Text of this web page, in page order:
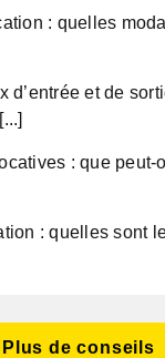
: quelles
d’entrée et de
: que peut-
: quelles sont
Plus de conseils